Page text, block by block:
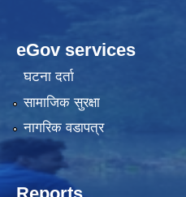
eGov services
घटना दर्ता
सामाजिक सुरक्षा
नागरिक वडापत्र